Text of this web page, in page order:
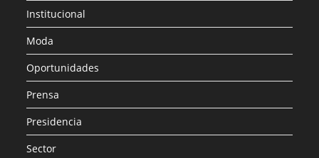
Institucional
Moda
Oportunidades
Prensa
Presidencia
Sector